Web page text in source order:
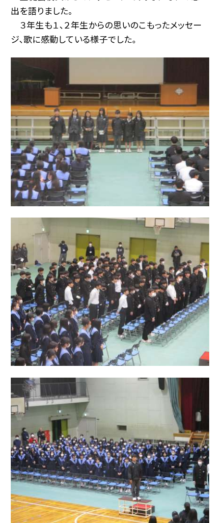
出を語りました。
３年生も１、２年生からの思いのこもったメッセー
ジ、歌に感動している様子でした。